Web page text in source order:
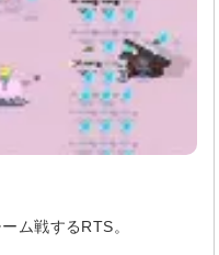
ム戦するRTS。